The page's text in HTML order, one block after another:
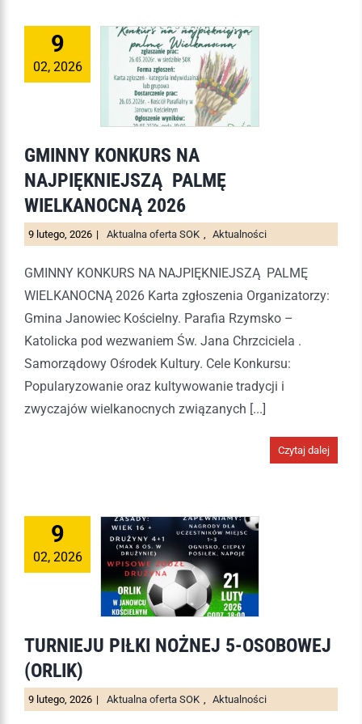
9
02, 2026
GMINNY KONKURS NA
NAJPIĘKNIEJSZĄ PALMĘ
WIELKANOCNĄ 2026
9 lutego, 2026 | Aktualna oferta SOK , Aktualności
GMINNY KONKURS NA NAJPIĘKNIEJSZĄ PALMĘ
WIELKANOCNĄ 2026 Karta zgłoszenia Organizatorzy:
Gmina Janowiec Kościelny. Parafia Rzymsko –
Katolicka pod wezwaniem Św. Jana Chrzciciela .
Samorządowy Ośrodek Kultury. Cele Konkursu:
Popularyzowanie oraz kultywowanie tradycji i
zwyczajów wielkanocnych związanych [...]
Czytaj dalej
9
02, 2026
TURNIEJU PIŁKI NOŻNEJ 5-OSOBOWEJ
(ORLIK)
9 lutego, 2026 | Aktualna oferta SOK , Aktualności